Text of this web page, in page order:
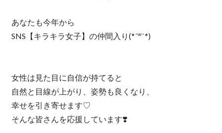
あなたも今年から
SNS【キラキラ女子】の仲間入り(*´꒳`*)
女性は見た目に自信が持てると
自然と目線が上がり、姿勢も良くなり、
幸せを引き寄せます♡
そんな皆さんを応援しています❣️